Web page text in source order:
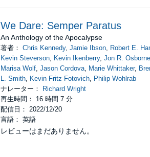
We Dare: Semper Paratus
An Anthology of the Apocalypse
著者： Chris Kennedy, Jamie Ibson, Robert E.
Kevin Steverson, Kevin Ikenberry, Jon R. Osborne
Marisa Wolf, Jason Cordova, Marie Whittaker,
L. Smith, Kevin Fritz Fotovich,
Philip Wohlrab
ナレーター：
Richard Wright
再生時間： 16 時間 7 分
配信日： 2022/12/20
言語： 英語
レビューはまだありません。